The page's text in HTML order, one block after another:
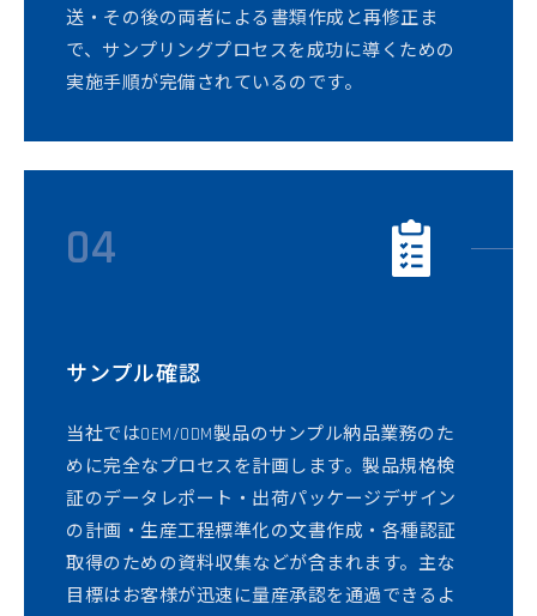
送・その後の両者による書類作成と再修正ま
で、サンプリングプロセスを成功に導くための
実施手順が完備されているのです。
04
サンプル確認
当社ではOEM/ODM製品のサンプル納品業務のた
めに完全なプロセスを計画します。製品規格検
証のデータレポート・出荷パッケージデザイン
の計画・生産工程標準化の文書作成・各種認証
取得のための資料収集などが含まれます。主な
目標はお客様が迅速に量産承認を通過できるよ